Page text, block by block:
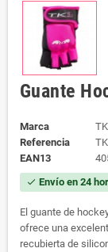
Guante
Marca
Referencia
EAN13
check Envío en 24
El guante de
ofrece una
recubierta de